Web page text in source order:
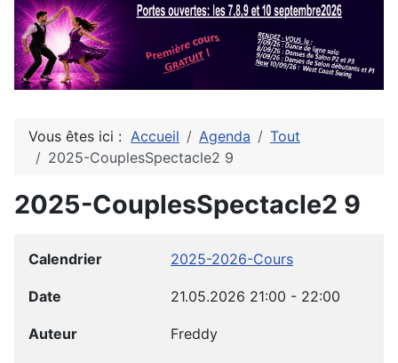
Vous êtes ici : Accueil Agenda
Tout
2025-CouplesSpectacle2 9
2025-CouplesSpectacle2 9
Calendrier 2025-2026-Cours
Date 21.05.2026 21:00 - 22:00
Auteur Freddy